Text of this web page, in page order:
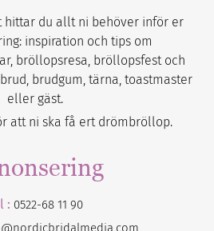
hittar du allt ni behöver inför er
inspiration och tips om
bröllopsresa, bröllopsfest och
brudgum, tärna, toastmaster
eller gäst.
att ni ska få ert drömbröllop.
: 0522-68 11 90